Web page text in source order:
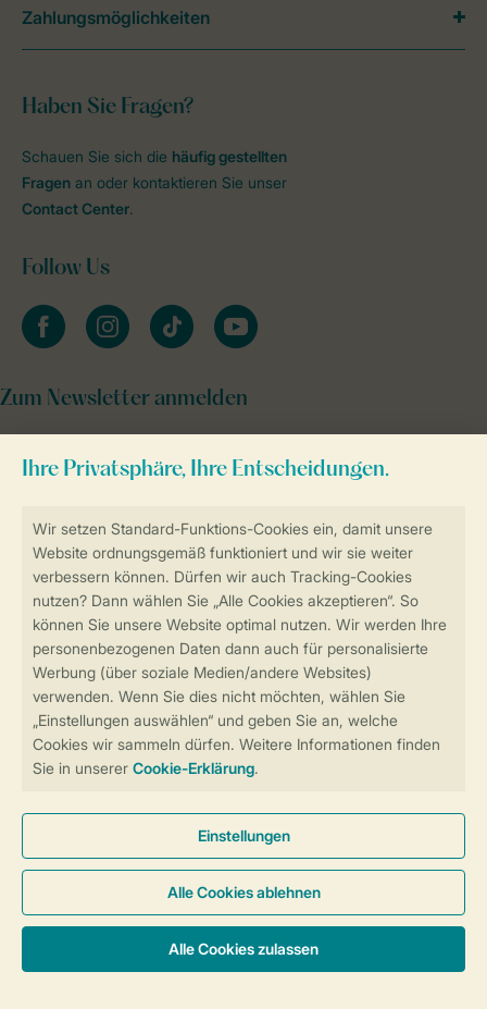
Sicherstellung Deiner Privatsphäre
Sicher und schnell zur Online-Buchung
Sichere Datenübertragung
Sicheres Bezahlen
Haben Sie Fragen?
Schauen Sie sich die häufig gestellten
Fragen an oder kontaktieren Sie unser
Contact Center.
Follow Us
facebookinstagramtiktok youtube
Zum Newsletter anmelden
Zahlungsmöglichkeiten
Cookies und Banner
Barrierefreiheit
© 2026 Landal GreenParks GmbH